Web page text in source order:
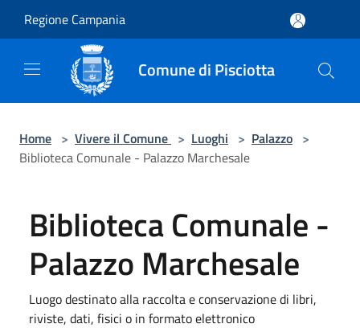
Regione Campania
Comune di Pisciotta
Home > Vivere il Comune > Luoghi > Palazzo >
Biblioteca Comunale - Palazzo Marchesale
Biblioteca Comunale -
Palazzo Marchesale
Luogo destinato alla raccolta e conservazione di libri,
riviste, dati, fisici o in formato elettronico